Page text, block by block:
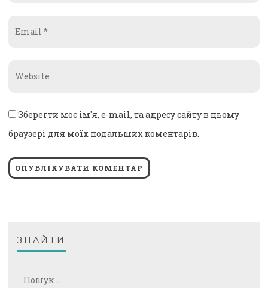
Зберегти моє ім'я, e-mail, та адресу сайту в цьому
браузері для моїх подальших коментарів.
ЗНАЙТИ